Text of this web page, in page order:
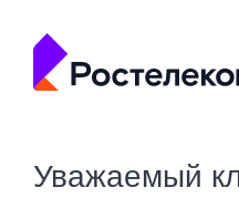
Уважаемый